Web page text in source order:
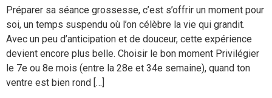
Préparer sa séance grossesse, c’est s’offrir un moment pour
soi, un temps suspendu où l’on célèbre la vie qui grandit.
Avec un peu d’anticipation et de douceur, cette expérience
devient encore plus belle. Choisir le bon moment Privilégier
le 7e ou 8e mois (entre la 28e et 34e semaine), quand ton
ventre est bien rond […]